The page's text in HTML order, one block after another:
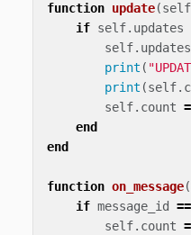
function update(self
if self. updates
self. updates
print (
print (self.
self. count =
end
end
function on_message(
if message_id ==
self. count =